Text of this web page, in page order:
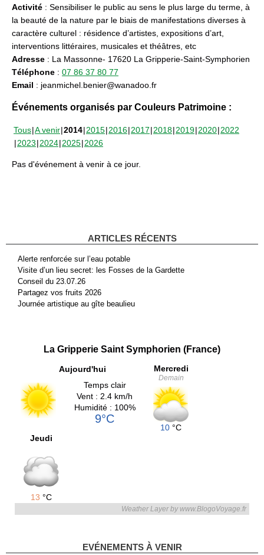
Activité : Sensibiliser le public au sens le plus large du terme, à
la beauté de la nature par le biais de manifestations diverses à
caractère culturel : résidence d’artistes, expositions d’art,
interventions littéraires, musicales et théâtres, etc
Adresse : La Massonne- 17620 La Gripperie-Saint-Symphorien
Téléphone : 07 86 37 80 77
Email : jeanmichel.benier@wanadoo.fr
Événements organisés par Couleurs Patrimoine :
Tous A venir 2014 2015 2016 2017 2018 2019 2020 2022
2023 2024 2025 2026
Pas d'événement à venir à ce jour.
ARTICLES RÉCENTS
Alerte renforcée sur l’eau potable
Visite d’un lieu secret: les Fosses de la Gardette
Conseil du 23.07.26
Partagez vos fruits 2026
Journée artistique au gîte beaulieu
La Gripperie Saint Symphorien (France)
Aujourd'hui
Temps clair
Vent : 2.4 km/h
Humidité : 100%
9°C
Mercredi
Demain
10 °C
Jeudi
13 °C
Weather Layer by www.BlogoVoyage.fr
EVÉNEMENTS À VENIR